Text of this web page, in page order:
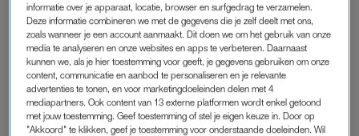
GEWONDEN
De gewonden in de ziekenhuizen komen uit Australië, de
Filipijnen, Hongkong, Maleisië, Nieuw-Zeeland, Singapore en
het Verenigd Koninkrijk, zeggen de ziekenhuizen. In totaal zijn
daar nog 58 patiënten behandeld, 27 anderen zijn al uit het
ziekenhuis ontslagen.
informatie over je apparaat, locatie, browser en surfgedrag te verzamelen.
Deze informatie combineren we met de gegevens die je zelf deelt met ons,
zoals wanneer je een account aanmaakt. Dit doen we om het gebruik van onze
media te analyseren en onze websites en apps te verbeteren. Daarnaast
kunnen we, als je hier toestemming voor geeft, je gegevens gebruiken om onze
content, communicatie en aanbod te personaliseren en je relevante
advertenties te tonen, en voor marketingdoeleinden delen met 4
mediapartners. Ook content van 13 externe platformen wordt enkel getoond
met jouw toestemming. Geef toestemming of stel je eigen keuze in. Door op
"Akkoord" te klikken, geef je toestemming voor onderstaande doeleinden. Wil